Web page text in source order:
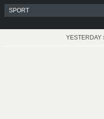
YESTERDAY